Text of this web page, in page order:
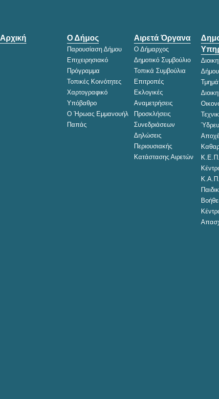
Αρχική Ο Δήμος
Παρουσίαση Δήμου
Επιχειρησιακό
Πρόγραμμα
Τοπικές Κοινότητες
Χαρτογραφικό
Υπόβαθρο
Ο Ήρωας Εμμανουήλ
Παπάς
Αιρετά Όργανα
Ο Δήμαρχος
Δημοτικό Συμβούλιο
Τοπικά Συμβούλια
Επιτροπές
Εκλογικές
Αναμετρήσεις
Προσκλήσεις
Συνεδριάσεων
Δηλώσεις
Περιουσιακής
Κατάστασης Αιρετών
Δήμου